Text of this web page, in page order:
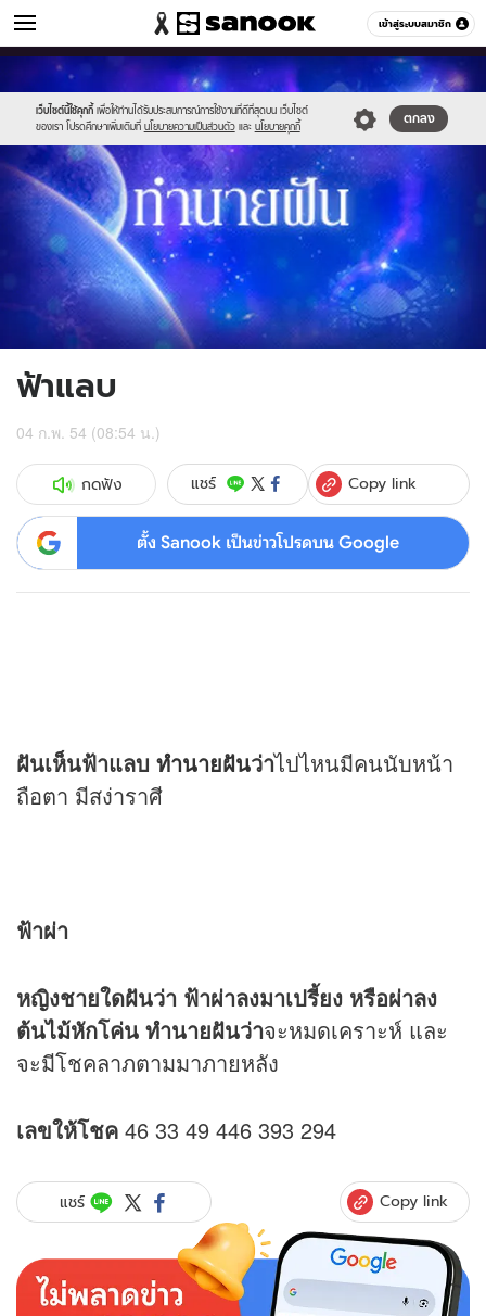
เข้าสู่ระบบสมาชิก
ดูดวง หมวดอื่นๆ
เว็บไซต์นี้ใช้คุกกี้ เพื่อให้ท่านได้รับประสบการณ์การใช้งานที่ดีที่สุดบน เว็บไซต์
ของเรา โปรดศึกษาเพิ่มเติมที่ นโยบายความเป็นส่วนตัว และ นโยบายคุกกี้
ตกลง
Sanook
//s.isanook.com/sr/0/images/logo-
new-
sanook.png
//s.isanook.com/ho/0/ud/1/6901/g_300x200.jpg
ฟ้าแลบ
04 ก.พ. 54 (08:54 น.)
กดฟัง แชร์ Copy link
ตั้ง Sanook เป็นข่าวโปรดบน Google
ฝันเห็นฟ้าแลบ ทำนายฝันว่าไปไหนมีคนนับหน้า
ถือตา มีสง่าราศี
ฟ้าผ่า
หญิงชายใดฝันว่า ฟ้าผ่าลงมาเปรี้ยง หรือผ่าลง
ต้นไม้หักโค่น ทำนายฝันว่าจะหมดเคราะห์ และ
จะมีโชคลาภตามมาภายหลัง
เลขให้โชค 46 33 49 446 393 294
แชร์ Copy link